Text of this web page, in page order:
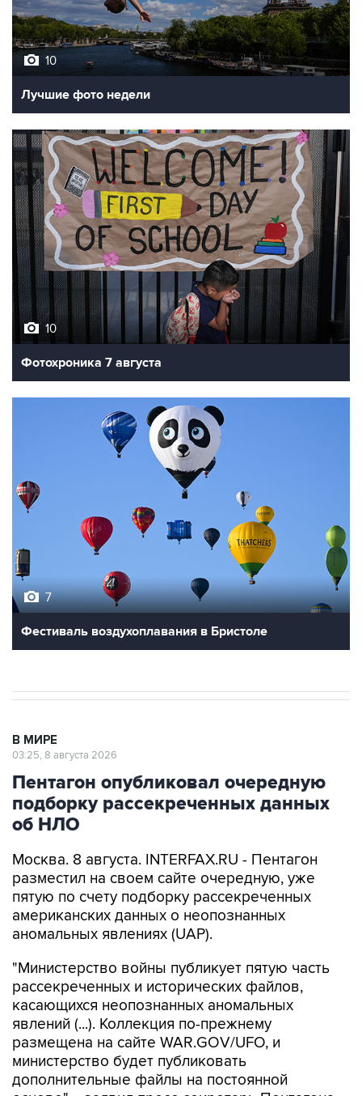
10
Лучшие фото недели
10
Фотохроника 7 августа
7
Фестиваль воздухоплавания в Бристоле
В МИРЕ
03:25, 8 августа 2026
Пентагон опубликовал очередную
подборку рассекреченных данных
об НЛО
Москва. 8 августа. INTERFAX.RU - Пентагон
разместил на своем сайте очередную, уже
пятую по счету подборку рассекреченных
американских данных о неопознанных
аномальных явлениях (UAP).
"Министерство войны публикует пятую часть
рассекреченных и исторических файлов,
касающихся неопознанных аномальных
явлений (...). Коллекция по-прежнему
размещена на сайте WAR.GOV/UFO, и
министерство будет публиковать
дополнительные файлы на постоянной